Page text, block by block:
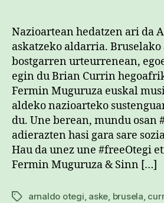
Nazioartean hedatzen ari da
askatzeko aldarria.
bostgarren urteurrenean,
egin du Brian Currin
Fermin Muguruza euskal
aldeko nazioarteko
du. Une berean, mundu osan
adierazten hasi gara sare
Hau da unez une #freeOtegi
Fermin Muguruza & Sinn […]
Etiketakarnaldo otegi aske brusela